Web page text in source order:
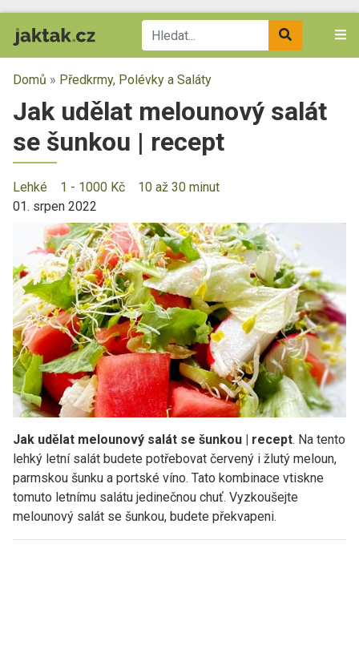
Domů » Předkrmy, Polévky a Saláty
Jak udělat melounový salát
se šunkou | recept
Lehké 1 - 1000 Kč
10 až 30 minut
01. srpen 2022
Jak udělat melounový salát se šunkou | recept. Na tento
lehký letní salát budete potřebovat červený i žlutý meloun,
parmskou šunku a portské víno. Tato kombinace vtiskne
tomuto letnímu salátu jedinečnou chuť. Vyzkoušejte
melounový salát se šunkou, budete překvapeni.